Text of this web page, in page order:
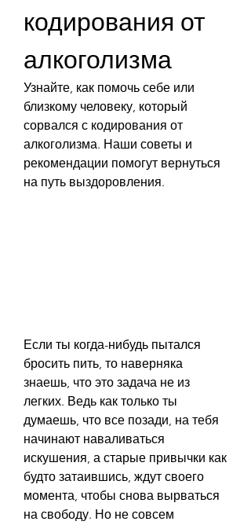
кодирования от
алкоголизма
Узнайте, как помочь себе или
близкому человеку, который
сорвался с кодирования от
алкоголизма. Наши советы и
рекомендации помогут вернуться
на путь выздоровления.
Если ты когда-нибудь пытался
бросить пить, то наверняка
знаешь, что это задача не из
легких. Ведь как только ты
думаешь, что все позади, на тебя
начинают наваливаться
искушения, а старые привычки как
будто затаившись, ждут своего
момента, чтобы снова вырваться
на свободу. Но не совсем